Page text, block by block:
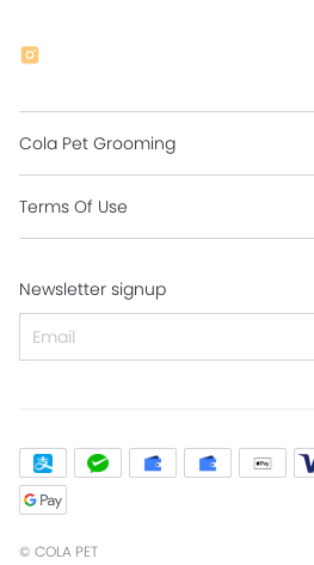
Cola Pet Grooming
Grooming Intro
Contact Us
Terms Of Use
Return Policy
Secure Payment
Newsletter signup
© COLA PET